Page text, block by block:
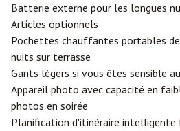
Batterie externe pour les longues
Articles optionnels
Pochettes chauffantes portables
nuits sur terrasse
Gants légers si vous êtes sensible
Appareil photo avec capacité en
photos en soirée
Planification d'itinéraire